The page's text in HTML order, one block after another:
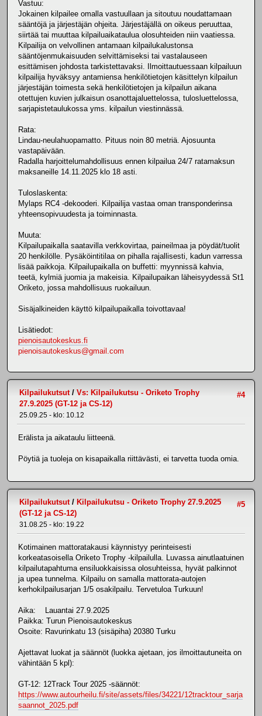
Vastuu:
Jokainen kilpailee omalla vastuullaan ja sitoutuu noudattamaan
sääntöjä ja järjestäjän ohjeita. Järjestäjällä on oikeus peruuttaa,
siirtää tai muuttaa kilpailuaikataulua olosuhteiden niin vaatiessa.
Kilpailija on velvollinen antamaan kilpailukalustonsa
sääntöjenmukaisuuden selvittämiseksi tai vastalauseen
esittämisen johdosta tarkistettavaksi. Ilmoittautuessaan kilpailuun
kilpailija hyväksyy antamiensa henkilötietojen käsittelyn kilpailun
järjestäjän toimesta sekä henkilötietojen ja kilpailun aikana
otettujen kuvien julkaisun osanottajaluettelossa, tulosluettelossa,
sarjapistetaulukossa yms. kilpailun viestinnässä.
Rata:
Lindau-neulahuopamatto. Pituus noin 80 metriä. Ajosuunta
vastapäivään.
Radalla harjoittelumahdollisuus ennen kilpailua 24/7 ratamaksun
maksaneille 14.11.2025 klo 18 asti.
Tuloslaskenta:
Mylaps RC4 -dekooderi. Kilpailija vastaa oman transponderinsa
yhteensopivuudesta ja toiminnasta.
Muuta:
Kilpailupaikalla saatavilla verkkovirtaa, paineilmaa ja pöydät/tuolit
20 henkilölle. Pysäköintitilaa on pihalla rajallisesti, kadun varressa
lisää paikkoja. Kilpailupaikalla on buffetti: myynnissä kahvia,
teetä, kylmiä juomia ja makeisia. Kilpailupaikan läheisyydessä St1
Oriketo, jossa mahdollisuus ruokailuun.
Sisäjalkineiden käyttö kilpailupaikalla toivottavaa!
Lisätiedot:
pienoisautokeskus.fi
pienoisautokeskus@gmail.com
#4
Kilpailukutsut/ Vs: Kilpailukutsu - Oriketo Trophy
27.9.2025 (GT-12 ja CS-12)
25.09.25 - klo: 10.12
Erälista ja aikataulu liitteenä.
Pöytiä ja tuoleja on kisapaikalla riittävästi, ei tarvetta tuoda omia.
#5
Kilpailukutsut/ Kilpailukutsu - Oriketo Trophy 27.9.2025
(GT-12 ja CS-12)
31.08.25 - klo: 19.22
Kotimainen mattoratakausi käynnistyy perinteisesti
korkeatasoisella Oriketo Trophy -kilpailulla. Luvassa ainutlaatuinen
kilpailutapahtuma ensiluokkaisissa olosuhteissa, hyvät palkinnot
ja upea tunnelma. Kilpailu on samalla mattorata-autojen
kerhokilpailusarjan 1/5 osakilpailu. Tervetuloa Turkuun!
Aika: Lauantai 27.9.2025
Paikka: Turun Pienoisautokeskus
Osoite: Ravurinkatu 13 (sisäpiha) 20380 Turku
Ajettavat luokat ja säännöt (luokka ajetaan, jos ilmoittautuneita on
vähintään 5 kpl):
GT-12: 12Track Tour 2025 -säännöt:
https://www.autourheilu.fi/site/assets/files/34221/12tracktour_sarja
saannot_2025.pdf